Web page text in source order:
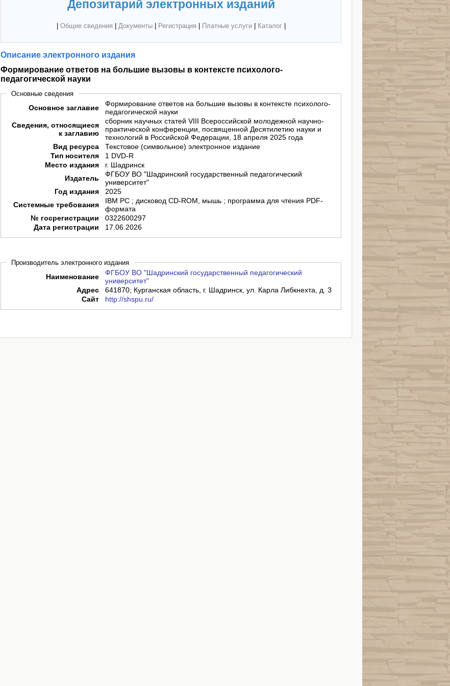
Депозитарий электронных изданий
Общие сведения Документы| Регистрация Платные услуги| Каталог|
Описание электронного издания
Формирование ответов на большие вызовы в контексте психолого-
педагогической науки
Основные сведения
Основное заглавие
Формирование ответов на большие вызовы в контексте психолого-
педагогической науки
Сведения, относящиеся
к заглавию
сборник научных статей VIII Всероссийской молодежной научно-
практической конференции, посвященной Десятилетию науки и
технологий в Российской Федерации, 18 апреля 2025 года
Вид ресурса
Текстовое (символьное) электронное издание
Тип носителя
1 DVD-R
Место издания
г. Шадринск
Издатель
ФГБОУ ВО "Шадринский государственный педагогический
университет"
Год издания
2025
Системные требования
IBM PC ; дисковод CD-ROM, мышь ; программа для чтения PDF-
формата
№ госрегистрации
0322600297
Дата регистрации
17.06.2026
Производитель электронного издания
Наименование
ФГБОУ ВО "Шадринский государственный педагогический
университет"
Адрес
641870; Курганская область, г. Шадринск, ул. Карла Либкнехта, д. 3
Сайт
http://shspu.ru/